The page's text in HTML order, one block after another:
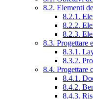
8.2. Elementi
8.2.1.
8.2.2.
8.2.3.
8.3. Progettare
8.3.1.
8.3.2.
8.4. Progettare
8.4.1.
8.4.2.
8.4.3.